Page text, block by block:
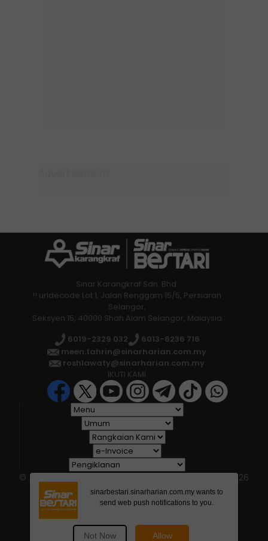
Sinar Karangkraf Sdn. Bhd.
!! urldecode Lot 1, Jalan Renggam 15/5, Persiaran
Selangor,
Seksyen 15, 40000 Shah Alam Selangor, Malaysia
6019-2329 032
6013-6236 716
meen.tahrin@sinarharian.com.my
roshlawaty@sinarharian.com.my
IKUTI KAMI
© 2026 All Rights Reserved • Karangkraf Group • © 2026
Hakcipta Terpelihara • Kumpulan Karangkraf